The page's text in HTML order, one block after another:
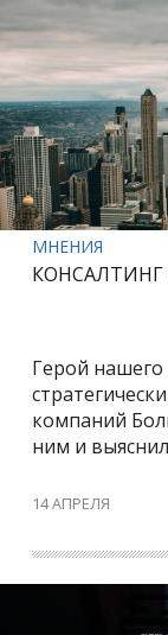
МНЕНИЯ
Герой нашего
компаний
ним и
14 АПРЕЛЯ